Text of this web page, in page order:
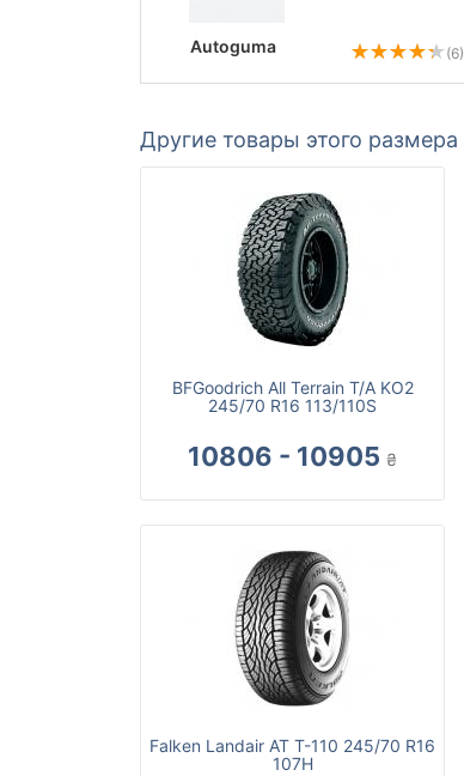
Autoguma (6)
Другие товары этого размера
BFGoodrich All Terrain T/A KO2
245/70 R16 113/110S
10806 - 10905 ₴
Falken Landair AT T-110 245/70 R16
107H